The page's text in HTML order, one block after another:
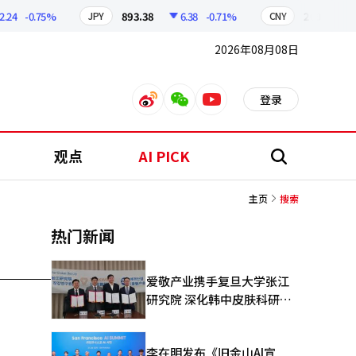
-0.75% JPY 893.38 6.38 -0.71% CNY
2026年08月08日
weiboweixinyoutube 登录
观点 AI PICK 搜
主页 搜索
热门新闻
爱敬产业携手复旦大学张江
研究院 深化韩中皮肤科研合
李在明发布《旧金山AI宣